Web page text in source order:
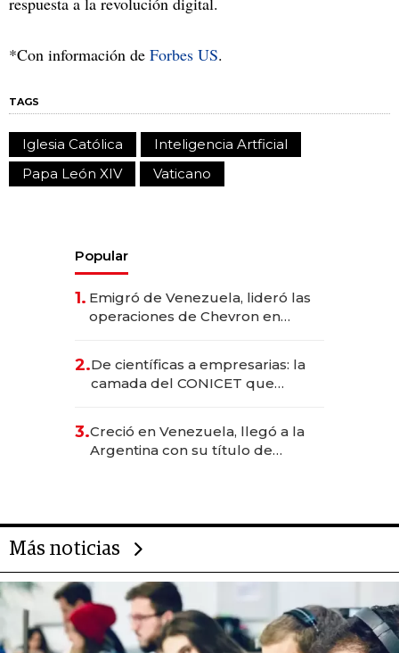
*Con información de Forbes US.
TAGS
Iglesia Católica
Inteligencia Artficial
Papa León XIV
Vaticano
Popular
1. Emigró de Venezuela, lideró las
operaciones de Chevron en
2.De científicas a empresarias: la
camada del CONICET que
3.Creció en Venezuela, llegó a la
Argentina con su título de
Más noticias